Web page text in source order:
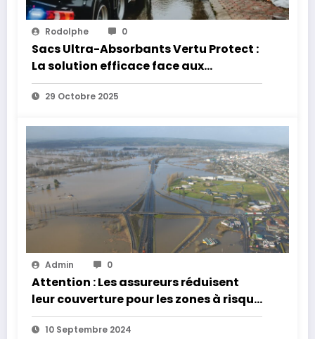
Rodolphe 0
Sacs Ultra-Absorbants Vertu Protect :
La solution efficace face aux
inondations
29 Octobre 2025
Admin 0
Attention : Les assureurs réduisent
leur couverture pour les zones à risque
d’inondation
10 Septembre 2024